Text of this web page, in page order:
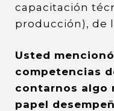
capacitación
producción), de
Usted
competencias
contarnos algo
papel